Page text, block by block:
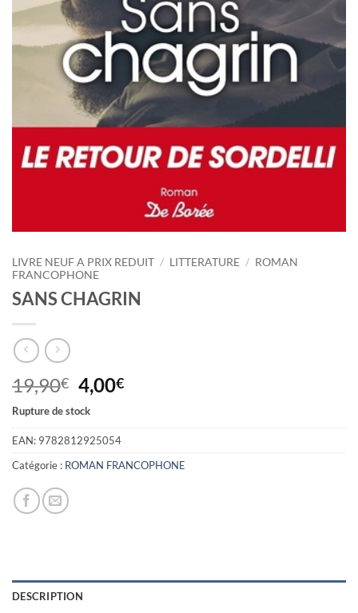
LIVRE NEUF A PRIX REDUIT / LITTERATURE / ROMAN
FRANCOPHONE
SANS CHAGRIN
19,90€ Le
prix
initial
était :
19,90€.
4,00€Le
actuel
4,00€.
Rupture de stock
EAN: 9782812925054
Catégorie : ROMAN FRANCOPHONE
DESCRIPTION